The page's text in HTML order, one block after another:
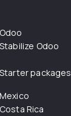
Odoo
Stabilize Odoo
Starter packages
Mexico
Costa Rica